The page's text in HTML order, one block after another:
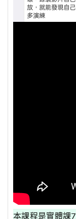
本課程是實體課